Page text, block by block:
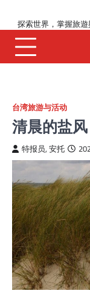
content
探索世界，掌握旅
台湾旅游与活动
清晨的盐
特报员, 安托